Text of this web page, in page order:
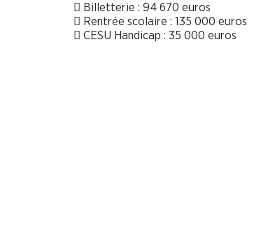
 Billetterie : 94 670 euros
 Rentrée scolaire : 135 000 euros
 CESU Handicap : 35 000 euros